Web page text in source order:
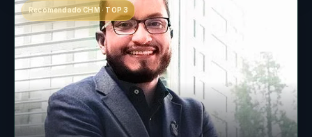
Recomendado CHM · TOP 3